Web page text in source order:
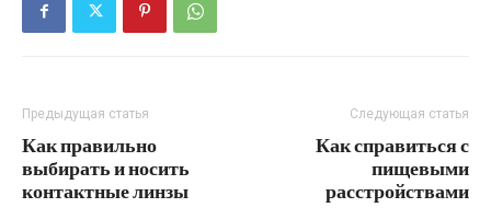
Предыдущая статья
Как правильно
выбирать и носить
контактные линзы
Следующая статья
Как справиться с
пищевыми
расстройствами